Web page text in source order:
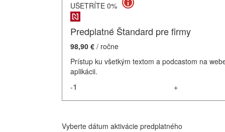
UŠETRÍTE 0%
Predplatné Štandard pre firmy
98,90 € / ročne
Prístup ku všetkým textom a podcastom na
aplikácii.
-
+
Vyberte dátum aktivácie predplatného